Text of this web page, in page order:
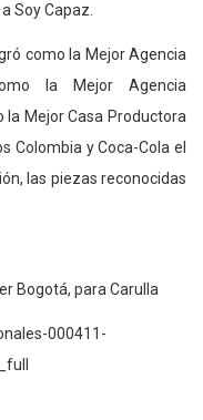
Soy Capaz.
como la Mejor Agencia
la Mejor Agencia
la Mejor Casa Productora
Colombia y Coca-Cola el
las piezas reconocidas
Bogotá, para Carulla